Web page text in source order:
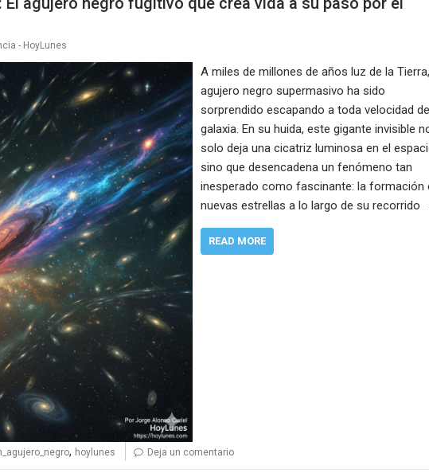
- HoyLunes
A miles de millones de años luz de la
agujero negro supermasivo ha sido
sorprendido escapando a toda velocidad
galaxia. En su huida, este gigante invisible
solo deja una cicatriz luminosa en el
sino que desencadena un fenómeno tan
inesperado como fascinante: la formación
nuevas estrellas a lo largo de su recorrido
READ MORE
, hoylunes Deja un comentario